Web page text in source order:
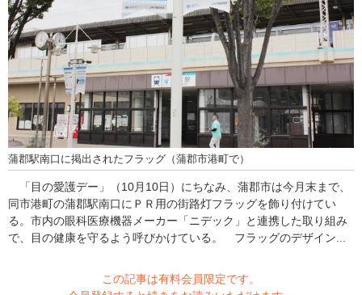
蒲郡駅南口に掲出されたフラッグ（蒲郡市港町で）
「目の愛護デー」（10月10日）にちなみ、蒲郡市は今月末まで、
同市港町の蒲郡駅南口にＰＲ用の街路灯フラッグを飾り付けてい
る。市内の眼科医療機器メーカー「ニデック」と連携した取り組み
で、目の健康を守るよう呼びかけている。 フラッグのデザイン...
この記事は有料会員限定です。